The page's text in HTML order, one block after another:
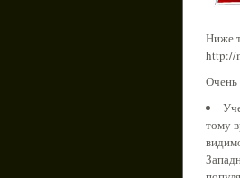
Ниже
http://
Очень
тому